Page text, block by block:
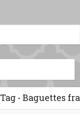
Tag - Baguettes